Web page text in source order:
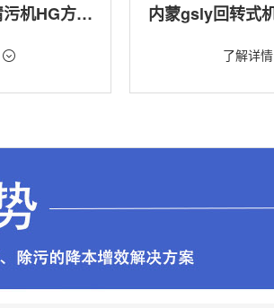
内蒙回转式格栅清污机HG方型-连续式自动清污优选设备
价格：1.66万/台
机
了解详情